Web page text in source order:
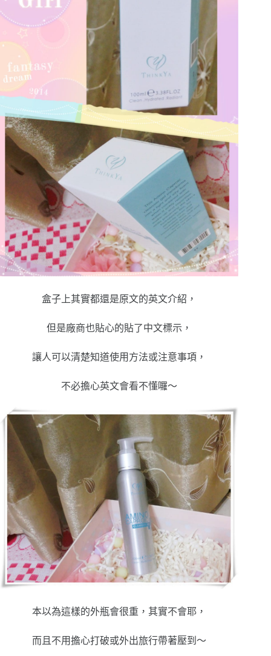
盒子上其實都還是原文的英文介紹，
但是廠商也貼心的貼了中文標示，
讓人可以清楚知道使用方法或注意事項，
不必擔心英文會看不懂囉～
本以為這樣的外瓶會很重，其實不會耶，
而且不用擔心打破或外出旅行帶著壓到～